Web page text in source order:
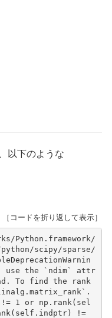
以下のような
［コードを折り返して表示］
Python.framework/
scipy/sparse/
use the `ndim` attr
To find the rank
!=